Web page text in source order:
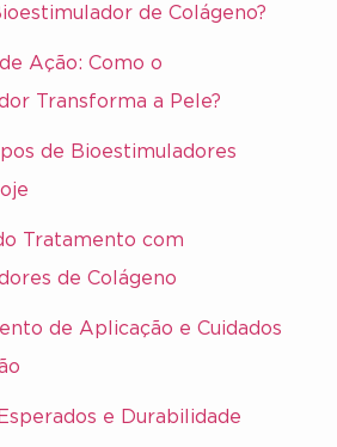
de Colágeno?
Ação: Como o
Transforma a Pele?
de Bioestimuladores
Tratamento com
de Colágeno
de Aplicação e Cuidados
e Durabilidade